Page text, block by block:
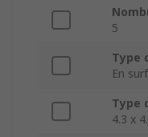
5
Type
En
Type
4.3 x